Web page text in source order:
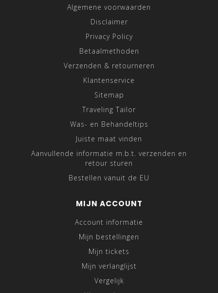
Algemene voorwaarden
Disclaimer
Privacy Policy
Betaalmethoden
Verzenden & retourneren
Klantenservice
Sitemap
Traveling Tailor
Was- en Behandeltips
Juiste maat vinden
Aanvullende informatie m.b.t. verzenden en
retour sturen
Bestellen vanuit de EU
MIJN ACCOUNT
Account informatie
Mijn bestellingen
Mijn tickets
Mijn verlanglijst
Vergelijk